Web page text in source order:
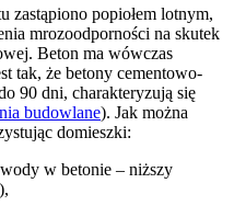
zastąpiono popiołem lotnym,
mrozoodporności na skutek
Beton ma wówczas
tak, że betony cementowo-
90 dni, charakteryzują się
budowlane). Jak można
domieszki:
w betonie – niższy